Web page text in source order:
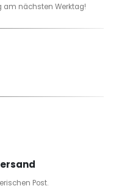
am nächsten Werktag!
Post.